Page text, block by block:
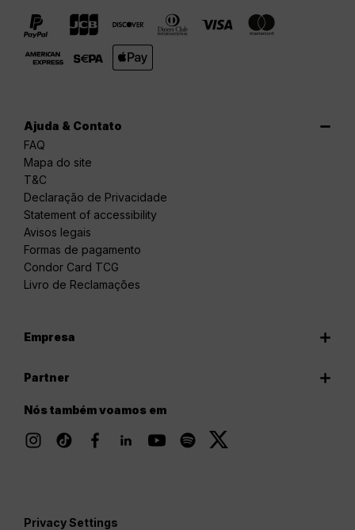
Ajuda & Contato
FAQ
Mapa do site
T&C
Declaração de Privacidade
Statement of accessibility
Avisos legais
Formas de pagamento
Condor Card TCG
Livro de Reclamações
Empresa
Partner
Nós também voamos em
Privacy Settings